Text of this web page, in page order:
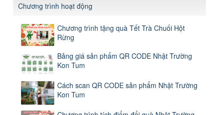
Chương trình hoạt động
Chương trình tặng quà Tết Trà Chuối Hột
Rừng
Bảng giá sản phẩm QR CODE Nhật Trường
Kon Tum
Cách scan QR CODE sản phẩm Nhật Trường
Kon Tum